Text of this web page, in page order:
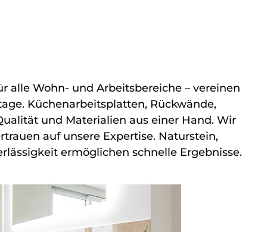
alle Wohn- und Arbeitsbereiche – vereinen
Küchenarbeitsplatten, Rückwände,
und Materialien aus einer Hand. Wir
auf unsere Expertise. Naturstein,
ermöglichen schnelle Ergebnisse.